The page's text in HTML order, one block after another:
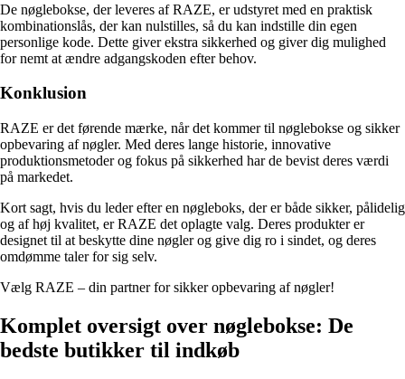
De nøglebokse, der leveres af RAZE, er udstyret med en praktisk
kombinationslås, der kan nulstilles, så du kan indstille din egen
personlige kode. Dette giver ekstra sikkerhed og giver dig mulighed
for nemt at ændre adgangskoden efter behov.
Konklusion
RAZE er det førende mærke, når det kommer til nøglebokse og sikker
opbevaring af nøgler. Med deres lange historie, innovative
produktionsmetoder og fokus på sikkerhed har de bevist deres værdi
på markedet.
Kort sagt, hvis du leder efter en nøgleboks, der er både sikker, pålidelig
og af høj kvalitet, er RAZE det oplagte valg. Deres produkter er
designet til at beskytte dine nøgler og give dig ro i sindet, og deres
omdømme taler for sig selv.
Vælg RAZE – din partner for sikker opbevaring af nøgler!
Komplet oversigt over nøglebokse: De
bedste butikker til indkøb